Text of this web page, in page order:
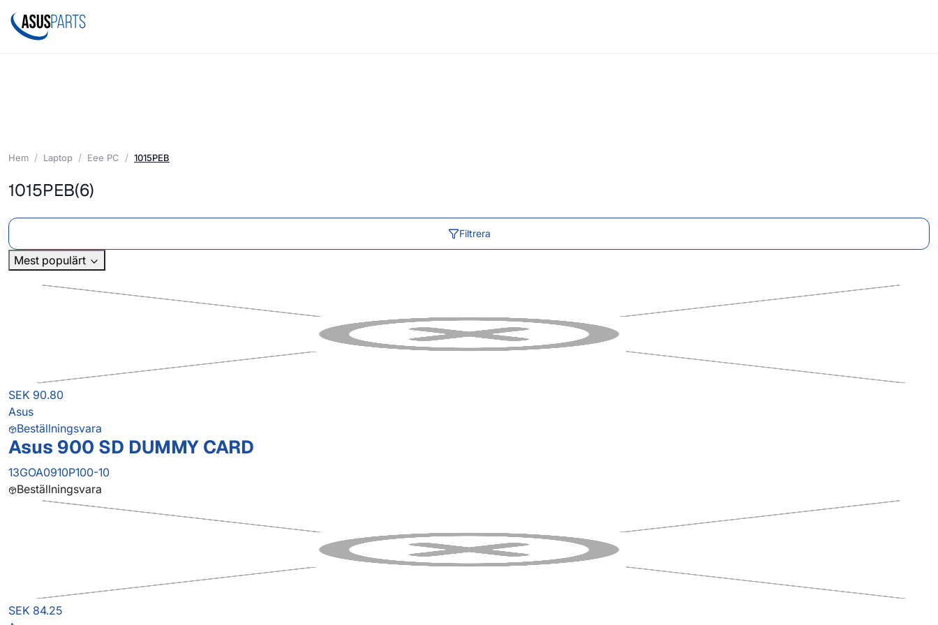
Hem Laptop Eee PC 1015PEB
1015PEB(6)
Filtrera
Mest populärt
SEK 90.80
Asus
Beställningsvara
Asus 900 SD DUMMY CARD
13GOA0910P100-10
Beställningsvara
SEK 84.25